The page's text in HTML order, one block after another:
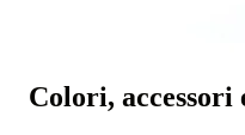
Colori, accessori